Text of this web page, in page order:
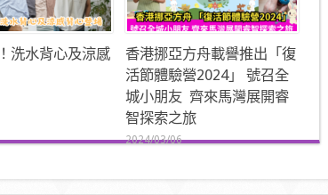
洗水背心及涼感
香港挪亞方舟載譽推出「復
活節體驗營2024」 號召全
城小朋友 齊來馬灣展開睿
智探索之旅
2024/03/06